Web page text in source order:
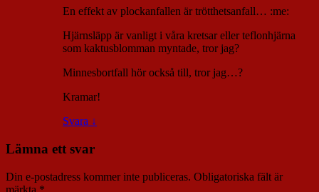
En effekt av plockanfallen är trötthetsanfall… :me:
Hjärnsläpp är vanligt i våra kretsar eller teflonhjärna
som kaktusblomman myntade, tror jag?
Minnesbortfall hör också till, tror jag…?
Kramar!
Svara ↓
Lämna ett svar
Din e-postadress kommer inte publiceras. Obligatoriska fält är
märkta *